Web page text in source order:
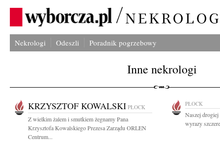
Nekrologi Odeszli Poradnik pogrzebowy
Inne nekrologi
KRZYSZTOF KOWALSKI PŁOCK
Z wielkim żalem i smutkiem żegnamy Pana
Krzysztofa Kowalskiego Prezesa Zarządu ORLEN
Centrum...
PŁOCK
Naszej
wyrazy